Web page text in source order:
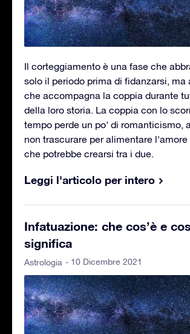
Il corteggiamento è una fase che
solo il periodo prima di fidanzarsi, ma
che accompagna la coppia durante
della loro storia. La coppia con lo
tempo perde un po' di romanticismo,
non trascurare per alimentare
che potrebbe crearsi tra i due.
Leggi l'articolo per intero
Infatuazione: che cos’è e
significa
Astrologia - 10 Dicembre 2021